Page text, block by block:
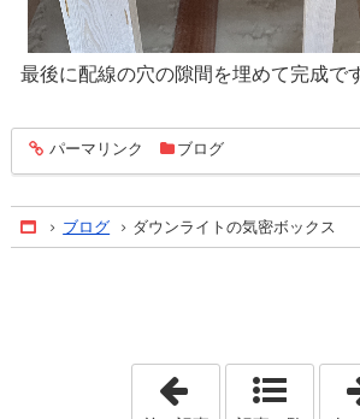
最後に配線の穴の隙間を埋めて完成で
entry436
パーマリンク ブログ
Home
ブログ ダウンライトの気密ボックス
「謎の箱？！」